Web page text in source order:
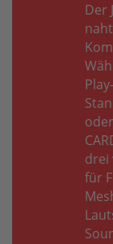
Der
drei
für